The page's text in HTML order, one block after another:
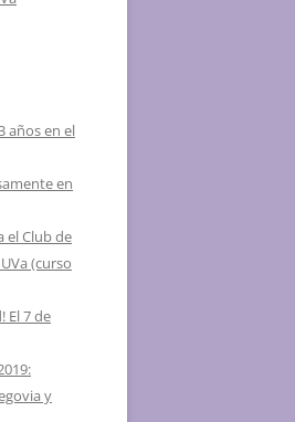
VALLADOLID, EL 24 DE MAYO
2013 – II SCRATCH DAY
VALLADOLID, EL 18 DE MAYO
VALLADOLID, 26 DE MAYO
2012 – I SCRATCH DAY SEGOVIA Y
PALENCIA
años en el
en
el Club de
(curso
El 7 de
y